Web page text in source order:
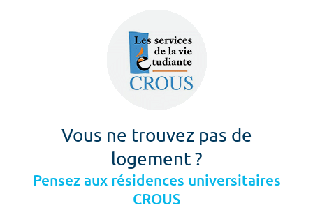
Vous ne trouvez pas de
logement ?
Pensez aux résidences universitaires
CROUS